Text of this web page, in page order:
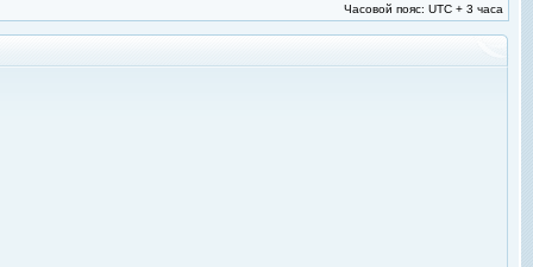
Часовой пояс: UTC + 3 часа